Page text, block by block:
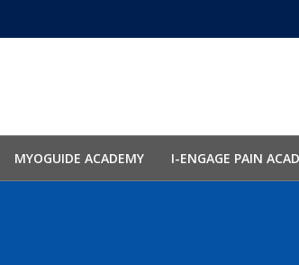
MYOGUIDE ACADEMY I-ENGAGE PAIN